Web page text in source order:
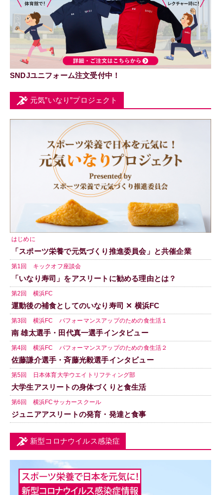
SNDJユニフォーム注文受付中！
元気”いなり”プロジェクト
はじめに
「スポーツ栄養で元気づくり推進委員会」と共催企業
第1回 キックオフ座談会
「いなり寿司」をアスリートに勧める理由とは？
第2回 横浜FC
運動後の補食としてのいなり寿司 ✕ 横浜FC
第3回 横浜FC パフォーマンスアップのための食生活１
南 雄太選手・田代真一選手インタビュー
第4回 横浜FC パフォーマンスアップのための食生活２
佐藤謙介選手・斉藤光毅選手インタビュー
第5回 日本体育大学ウエイトリフティング部
大学生アスリートの身体づくりと食生活
第6回 横浜FCサッカースクール
ジュニアアスリートの発育・発達と食事
新型コロナウイルス感染症